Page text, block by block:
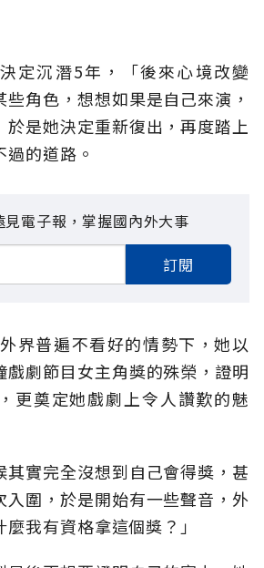
定沉潛5年，「後來心境改變
角色，想想如果是自己來演，
於是她決定重新復出，再度踏上
的道路。
見電子報，掌握國內外大事
訂閱
界普遍不看好的情勢下，她以
戲劇節目女主角獎的殊榮，證明
更奠定她戲劇上令人讚歎的魅
其實完全沒想到自己會得獎，甚
入圍，於是開始有一些聲音，外
我有資格拿這個獎？」